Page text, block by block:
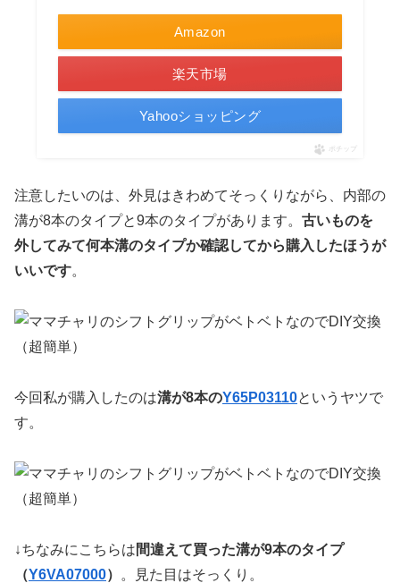
Amazon
楽天市場
Yahooショッピング
ポチップ
注意したいのは、外見はきわめてそっくりながら、内部の
溝が8本のタイプと9本のタイプがあります。 古いものを
外してみて何本溝のタイプか確認してから購入したほうが
いいです。
今回私が購入したのは溝が8本のY65P03110というヤツで
す。
↓ちなみにこちらは間違えて買った溝が9本のタイプ
（Y6VA07000） 。見た目はそっくり。